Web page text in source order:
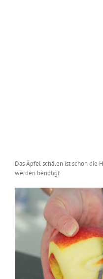
Das Äpfel schälen ist schon die
werden benötigt.